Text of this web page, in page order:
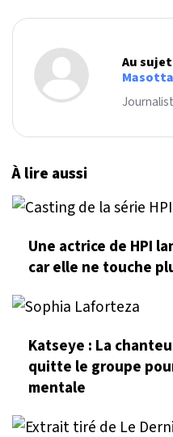
Au
Masotta
À lire aussi
Une actrice de HPI
car elle ne touche
Katseye : La
quitte le groupe
mentale